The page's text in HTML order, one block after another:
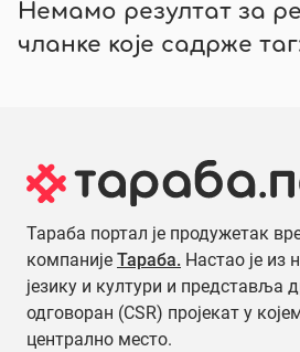
Немамо резултат за
чланке које садрже
Тараба портал је продужетак
компаније Тараба. Настао је из
језику и култури и представља
одговоран (CSR) пројекат у
централно место.